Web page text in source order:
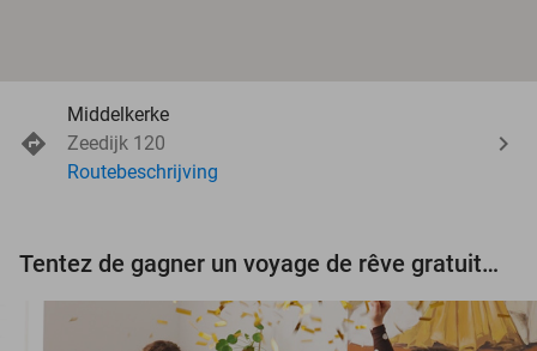
Middelkerke
Zeedijk 120
Routebeschrijving
Tentez de gagner un voyage de rêve gratuit d'une valeur de 3.000 € !